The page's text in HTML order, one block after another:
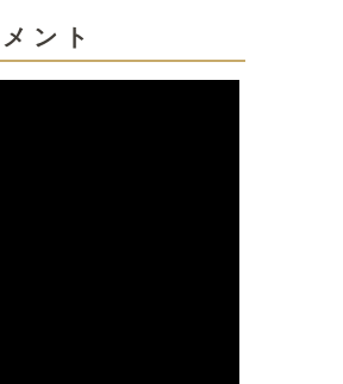
ント